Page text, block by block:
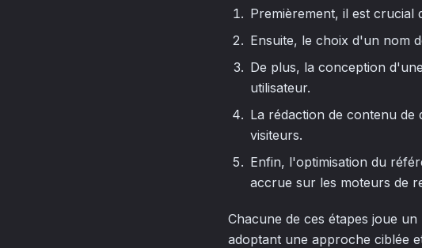
Premièrement, il est crucial
Ensuite, le choix d'un nom
De plus, la conception
utilisateur.
La rédaction de contenu de
visiteurs.
Enfin, l'optimisation du
accrue sur les moteurs de
Chacune de ces étapes joue
adoptant une approche ciblée